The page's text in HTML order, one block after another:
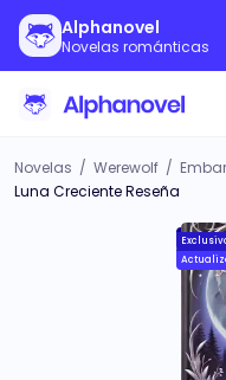
Alphanovel
Novelas románticas
Novelas / Werewolf /
Luna Creciente Reseña